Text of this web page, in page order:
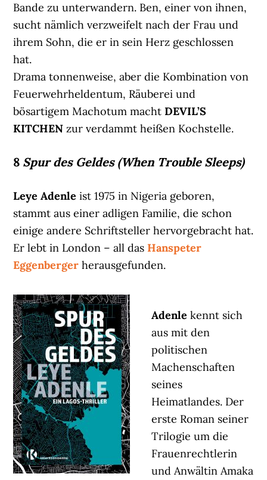
Bande zu unterwandern. Ben, einer von ihnen,
sucht nämlich verzweifelt nach der Frau und
ihrem Sohn, die er in sein Herz geschlossen
hat.
Drama tonnenweise, aber die Kombination von
Feuerwehrheldentum, Räuberei und
bösartigem Machotum machtDEVIL’S
KITCHENzur verdammt heißen Kochstelle.
8 Spur des Geldes (When Trouble Sleeps)
Leye Adenleist 1975 in Nigeria geboren,
stammt aus einer adligen Familie, die schon
einige andere Schriftsteller hervorgebracht hat.
Er lebt in London – all das Hanspeter
Eggenberger herausgefunden.
Adenlekennt sich
aus mit den
politischen
Machenschaften
seines
Heimatlandes. Der
erste Roman seiner
Trilogie um die
Frauenrechtlerin
und Anwältin Amaka